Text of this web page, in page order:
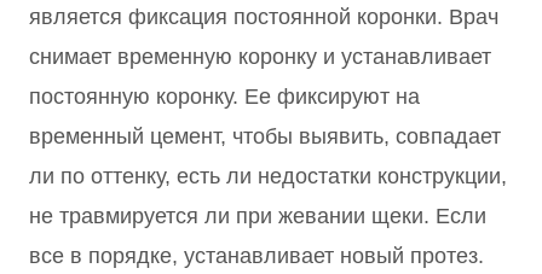
является фиксация постоянной коронки. Врач
снимает временную коронку и устанавливает
постоянную коронку. Ее фиксируют на
временный цемент, чтобы выявить, совпадает
ли по оттенку, есть ли недостатки конструкции,
не травмируется ли при жевании щеки. Если
все в порядке, устанавливает новый протез.